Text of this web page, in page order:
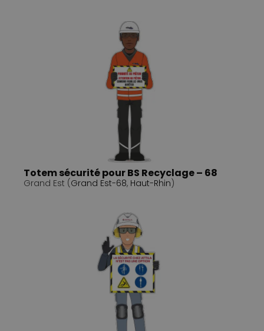
Totem sécurité pour BS Recyclage – 68
Grand Est (Grand Est-68, Haut-Rhin)